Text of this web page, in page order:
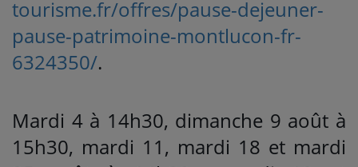
tourisme.fr/offres/pause-dejeuner-
pause-patrimoine-montlucon-fr-
6324350/.
Mardi 4 à 14h30, dimanche 9 août à
15h30, mardi 11, mardi 18 et mardi